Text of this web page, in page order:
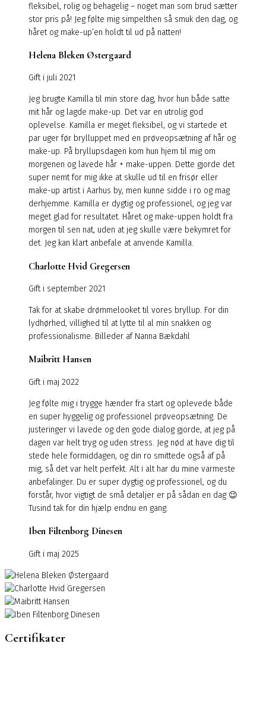
fleksibel, rolig og behagelig – noget man som brud sætter
stor pris på! Jeg følte mig simpelthen så smuk den dag, og
håret og make-up’en holdt til ud på natten!
Helena Bleken Østergaard
Gift i juli 2021
Jeg brugte Kamilla til min store dag, hvor hun både satte
mit hår og lagde make-up. Det var en utrolig god
oplevelse. Kamilla er meget fleksibel, og vi startede et
par uger før brylluppet med en prøveopsætning af hår og
make-up. På bryllupsdagen kom hun hjem til mig om
morgenen og lavede hår + make-uppen. Dette gjorde det
super nemt for mig ikke at skulle ud til en frisør eller
make-up artist i Aarhus by, men kunne sidde i ro og mag
derhjemme. Kamilla er dygtig og professionel, og jeg var
meget glad for resultatet. Håret og make-uppen holdt fra
morgen til sen nat, uden at jeg skulle være bekymret for
det. Jeg kan klart anbefale at anvende Kamilla.
Charlotte Hvid Gregersen
Gift i september 2021
Tak for at skabe drømmelooket til vores bryllup. For din
lydhørhed, villighed til at lytte til al min snakken og
professionalisme. Billeder af Nanna Bækdahl
Maibritt Hansen
Gift i maj 2022
Jeg følte mig i trygge hænder fra start og oplevede både
en super hyggelig og professionel prøveopsætning. De
justeringer vi lavede og den gode dialog gjorde, at jeg på
dagen var helt tryg og uden stress. Jeg nød at have dig til
stede hele formiddagen, og din ro smittede også af på
mig, så det var helt perfekt. Alt i alt har du mine varmeste
anbefalinger. Du er super dygtig og professionel, og du
forstår, hvor vigtigt de små detaljer er på sådan en dag 😉
Tusind tak for din hjælp endnu en gang.
Iben Filtenborg Dinesen
Gift i maj 2025
Certifikater